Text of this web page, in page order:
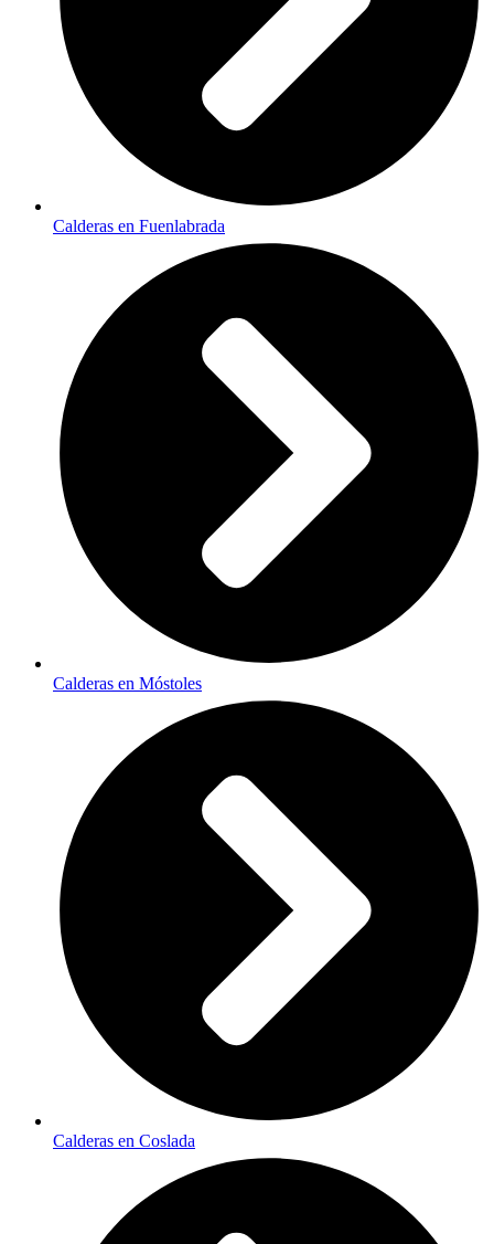
Calderas en Fuenlabrada
Calderas en Móstoles
Calderas en Coslada